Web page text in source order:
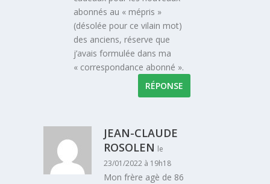
abonnés au « mépris »
(désolée pour ce vilain mot)
des anciens, réserve que
j’avais formulée dans ma
« correspondance abonné ».
RÉPONSE
JEAN-CLAUDE
ROSOLEN le
23/01/2022 à 19h18
Mon frère agè de 86